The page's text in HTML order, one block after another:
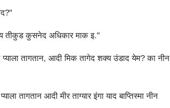
तीकुड कुसनेद अधिकार माक इ."
तागतान, आदी मिक तागेद शक्य उंडाद येम? का नीन
तागतान आदी मीर ताग्यार इंगा याद बाप्तिस्मा नीन